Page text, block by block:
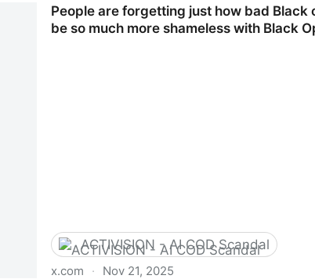
People are forgetting just how bad
be so much more shameless with Black
ACTIVISION - AI COD Scandal
x.com · Nov 21, 2025